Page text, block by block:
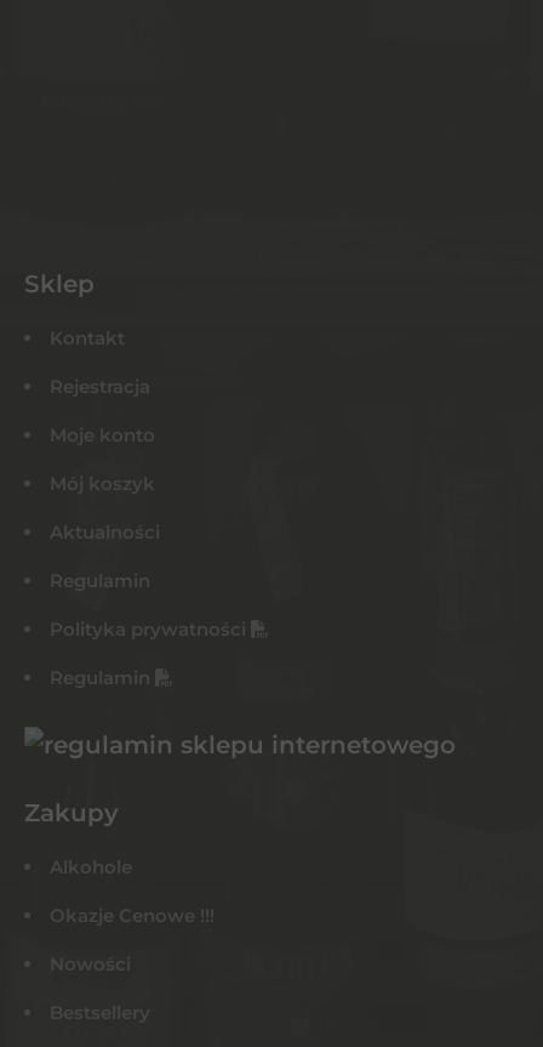
Sklep
Kontakt
Rejestracja
Moje konto
Mój koszyk
Aktualności
Regulamin
Polityka prywatności
Regulamin
Zakupy
Alkohole
Okazje Cenowe !!!
Nowości
Bestsellery